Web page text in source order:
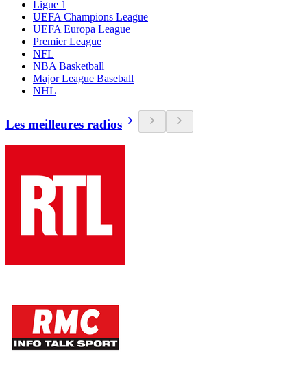
Ligue 1
UEFA Champions League
UEFA Europa League
Premier League
NFL
NBA Basketball
Major League Baseball
NHL
Les meilleures radios